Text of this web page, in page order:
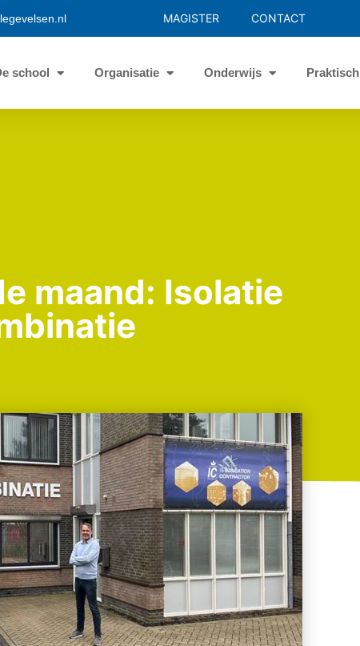
MAGISTER CONTACT
school Organisatie Onderwijs Praktisch
maand: Isolatie